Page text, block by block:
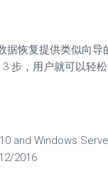
据恢复提供类似向导
步，用户就可以轻
and Windows
2016